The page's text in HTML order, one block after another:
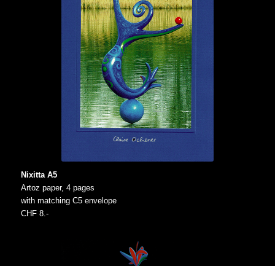
Nixitta A5
Artoz paper, 4 pages
with matching C5 envelope
CHF 8.-